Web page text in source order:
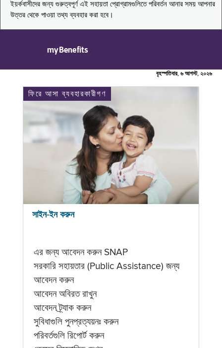
ইয়র্কবাসীদের জন্য গুরুত্বপূর্ণ এই সহায়তা প্রোগ্রামগুলিতে পরিবর্তন আনার সময় আপনার
উত্তর থেকে পাওয়া তথ্য ব্যবহার করা হবে।
myBenefits
বৃহস্পতিবার, ৬ আগস্ট, ২০২৬
ফিরে আসা ব্যবহারকারীগণ
সাইন-ইন করুন
এর জন্য আবেদন করুন SNAP
সরকারি সহায়তার (Public Assistance) জন্য
আবেদন করুন
আবেদন অবিরত রাখুন
আবেদন ট্র্যাক করুন
সুবিধাগুলি পুনপ্রত্যয়নঃ করুন
পরিবর্তগুলি রিপোর্ট করুন